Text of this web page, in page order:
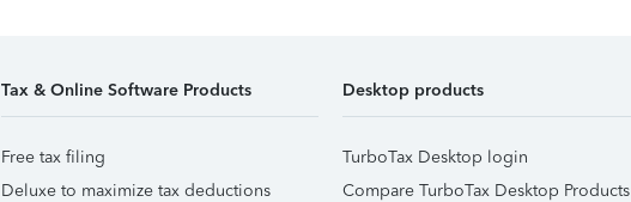
Tax & Online Software Products
Free tax filing
Deluxe to maximize tax deductions
Desktop products
TurboTax Desktop login
Compare TurboTax Desktop Products